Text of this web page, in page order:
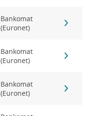
Bankomat
(Euronet)
Bankomat
(Euronet)
Bankomat
(Euronet)